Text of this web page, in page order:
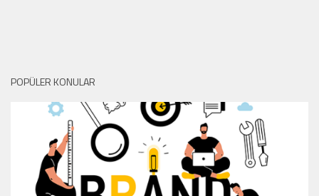
POPÜLER KONULAR